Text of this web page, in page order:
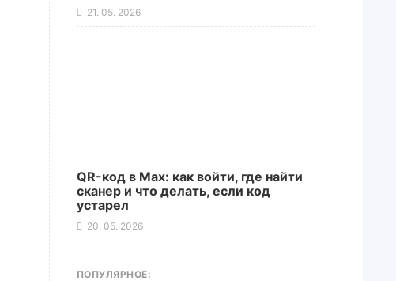
21. 05. 2026
QR-код в Max: как войти, где найти
сканер и что делать, если код
устарел
20. 05. 2026
ПОПУЛЯРНОЕ: